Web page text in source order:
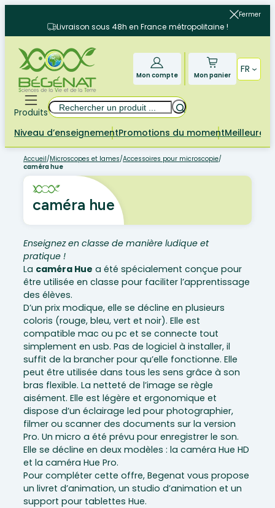
contenu
Fermer
Livraison sous 48h en France métropolitaine !
Mon compte Mon panier
FR
Produits
Rechercher
Niveau d’enseignementPromotions du momentMeilleures
Accueil/Microscopes et lames/Accessoires pour microscopie/
caméra hue
caméra hue
Enseignez en classe de manière ludique et
pratique !
La caméra Hue a été spécialement conçue pour
être utilisée en classe pour faciliter l’apprentissage
des élèves.
D’un prix modique, elle se décline en plusieurs
coloris (rouge, bleu, vert et noir). Elle est
compatible mac ou pc et se connecte tout
simplement en usb. Pas de logiciel à installer, il
suffit de la brancher pour qu’elle fonctionne. Elle
peut être utilisée dans tous les sens grâce à son
bras flexible. La netteté de l’image se règle
aisément. Elle est légère et ergonomique et
dispose d’un éclairage led pour photographier,
filmer ou scanner des documents sur la version
Pro. Un micro a été prévu pour enregistrer le son.
Elle se décline en deux modèles : la caméra Hue HD
et la caméra Hue Pro.
Pour compléter cette offre, Begenat vous propose
un livret d’animation, un studio d’animation et un
support pour tablettes Hue.